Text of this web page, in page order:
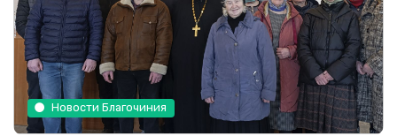
Новости Благочиния